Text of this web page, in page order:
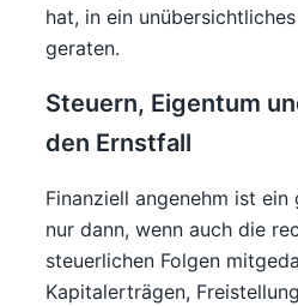
hat, in ein
geraten.
Steuern, Eigentum
den Ernstfall
Finanziell angenehm ist ein
nur dann, wenn auch die
steuerlichen Folgen
Kapitalerträgen,